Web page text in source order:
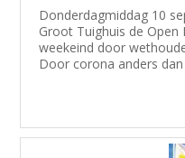
Donderdagmiddag 10
Groot Tuighuis de
weekeind door
Door corona anders dan